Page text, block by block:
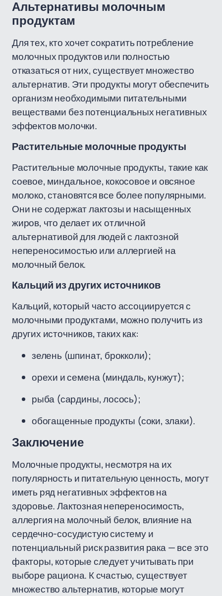
Альтернативы молочным
продуктам
Для тех, кто хочет сократить потребление
молочных продуктов или полностью
отказаться от них, существует множество
альтернатив. Эти продукты могут обеспечить
организм необходимыми питательными
веществами без потенциальных негативных
эффектов молочки.
Растительные молочные продукты
Растительные молочные продукты, такие как
соевое, миндальное, кокосовое и овсяное
молоко, становятся все более популярными.
Они не содержат лактозы и насыщенных
жиров, что делает их отличной
альтернативой для людей с лактозной
непереносимостью или аллергией на
молочный белок.
Кальций из других источников
Кальций, который часто ассоциируется с
молочными продуктами, можно получить из
других источников, таких как:
зелень (шпинат, брокколи);
орехи и семена (миндаль, кунжут);
рыба (сардины, лосось);
обогащенные продукты (соки, злаки).
Заключение
Молочные продукты, несмотря на их
популярность и питательную ценность, могут
иметь ряд негативных эффектов на
здоровье. Лактозная непереносимость,
аллергия на молочный белок, влияние на
сердечно-сосудистую систему и
потенциальный риск развития рака — все это
факторы, которые следует учитывать при
выборе рациона. К счастью, существует
множество альтернатив, которые могут